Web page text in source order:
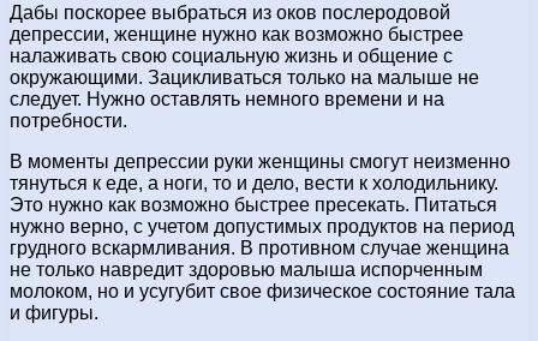
Дабы поскорее выбраться из оков послеродовой
депрессии, женщине нужно как возможно быстрее
налаживать свою социальную жизнь и общение с
окружающими. Зацикливаться только на малыше не
следует. Нужно оставлять немного времени и на
потребности.
В моменты депрессии руки женщины смогут неизменно
тянуться к еде, а ноги, то и дело, вести к холодильнику.
Это нужно как возможно быстрее пресекать. Питаться
нужно верно, с учетом допустимых продуктов на период
грудного вскармливания. В противном случае женщина
не только навредит здоровью малыша испорченным
молоком, но и усугубит свое физическое состояние тала
и фигуры.